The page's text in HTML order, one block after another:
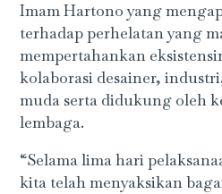
Imam Hartono yang
terhadap perhelatan yang
mempertahankan
kolaborasi desainer,
muda serta didukung oleh
lembaga.
“Selama lima hari
kita telah menyaksikan